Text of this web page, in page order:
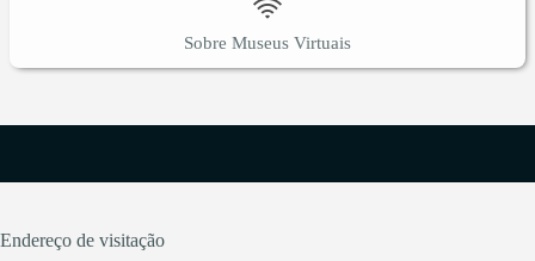
Sobre Museus Virtuais
Endereço de visitação